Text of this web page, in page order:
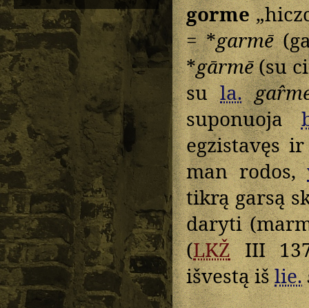
gorme
= *garmē
*gārmē(su
sula.
suponuoja
egzistavęs
man rodos,
tikrą garsą
daryti
(LKŽIII
išvestą išlie.